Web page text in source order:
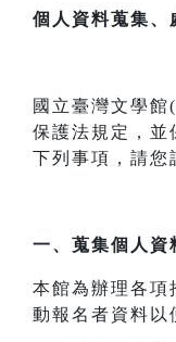
個人資料蒐集、
國立臺灣文學
保護法規定，並
下列事項，請您
一、 蒐集個人資
本館為辦理各項
動報名者資料以